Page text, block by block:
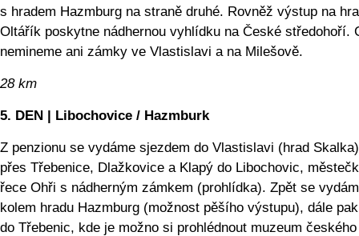
s hradem Hazmburg na straně druhé. Rovněž výstup na
Oltářík poskytne nádhernou vyhlídku na České středohoří.
nemineme ani zámky ve Vlastislavi a na Milešově.
28 km
5. DEN | Libochovice / Hazmburk
Z penzionu se vydáme sjezdem do Vlastislavi (hrad
přes Třebenice, Dlažkovice a Klapý do Libochovic,
řece Ohři s nádherným zámkem (prohlídka). Zpět se
kolem hradu Hazmburg (možnost pěšího výstupu), dále
do Třebenic, kde je možno si prohlédnout muzeum českého